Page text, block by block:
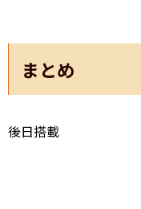
まとめ
後日搭載